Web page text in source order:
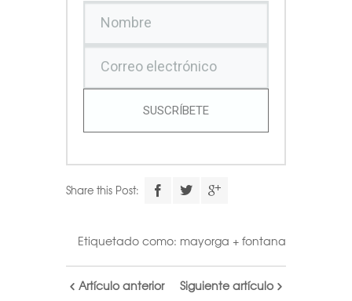
SUSCRÍBETE
Share this Post:
Etiquetado como: mayorga + fontana
Artículo anterior Siguiente artículo